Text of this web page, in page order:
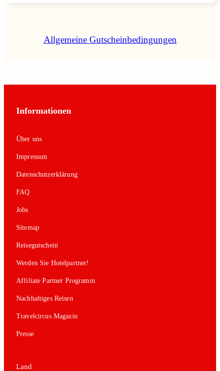
Allgemeine Gutscheinbedingungen
Informationen
Über uns
Impressum
Datenschutzerklärung
FAQ
Jobs
Sitemap
Reisegutschein
Werden Sie Hotelpartner!
Affiliate Partner Programm
Nachhaltiges Reisen
Travelcircus Magazin
Presse
Land